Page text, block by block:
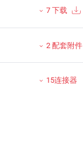
7 下载
2 配套附件
15连接器